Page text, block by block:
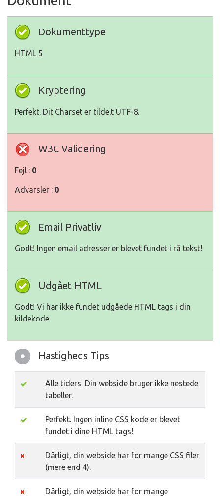
Dokumenttype
HTML 5
Kryptering
Perfekt. Dit Charset er tildelt UTF-8.
W3C Validering
Fejl : 0
Advarsler : 0
Email Privatliv
Godt! Ingen email adresser er blevet fundet i rå tekst!
Udgået HTML
Godt! Vi har ikke fundet udgåede HTML tags i din
kildekode
Hastigheds Tips
Alle tiders! Din webside bruger ikke nestede
tabeller.
Perfekt. Ingen inline CSS kode er blevet
fundet i dine HTML tags!
Dårligt, din webside har for mange CSS filer
(mere end 4).
Dårligt, din webside har for mange